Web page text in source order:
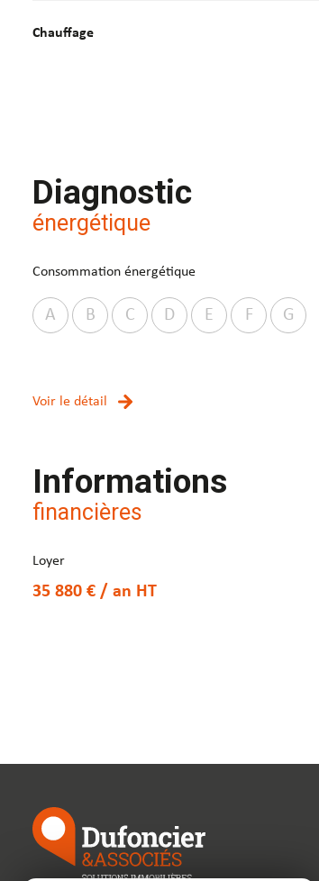
Chauffage
Diagnostic
énergétique
Consommation énergétique
A B C D E F G
Voir le détail
Informations
financières
Loyer
35 880 € / an HT